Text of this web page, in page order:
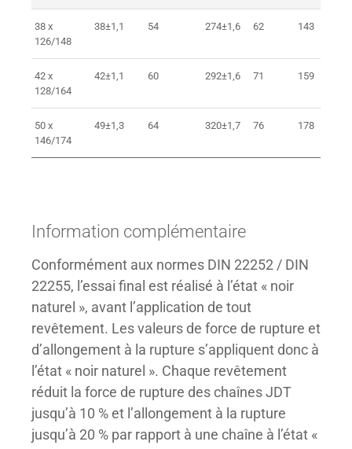
38 x
126/148
38±1,1 54 274±1,6 62 143
42 x
128/164
42±1,1 60 292±1,6 71 159
50 x
146/174
49±1,3 64 320±1,7 76 178
Information complémentaire
Conformément aux normes DIN 22252 / DIN
22255, l’essai final est réalisé à l’état « noir
naturel », avant l’application de tout
revêtement. Les valeurs de force de rupture et
d’allongement à la rupture s’appliquent donc à
l’état « noir naturel ». Chaque revêtement
réduit la force de rupture des chaînes JDT
jusqu’à 10 % et l’allongement à la rupture
jusqu’à 20 % par rapport à une chaîne à l’état «